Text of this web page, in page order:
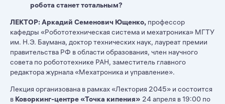
робота станет тотальным?
ЛЕКТОР: Аркадий Семенович Ющенко, профессор
кафедры «Робототехническая система и мехатроника» МГТУ
им. Н.Э. Баумана, доктор технических наук, лауреат премии
правительства РФ в области образования, член научного
совета по робототехнике РАН, заместитель главного
редактора журнала «Мехатроника и управление».
Лекция организована в рамках «Лектория 2045» и состоится
в Коворкинг-центре «Точка кипения» 24 апреля в 19:00 по